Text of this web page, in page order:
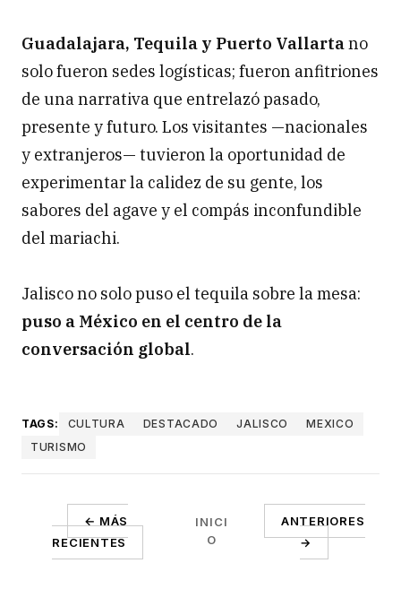
Guadalajara, Tequila y Puerto Vallartano
solo fueron sedes logísticas; fueron anfitriones
de una narrativa que entrelazó pasado,
presente y futuro. Los visitantes —nacionales
y extranjeros— tuvieron la oportunidad de
experimentar la calidez de su gente, los
sabores del agave y el compás inconfundible
del mariachi.
Jalisco no solo puso el tequila sobre la mesa:
puso a México en el centro de la
conversación global.
TAGS: CULTURA DESTACADO JALISCO
MEXICO
TURISMO
← MÁS
RECIENTES
INICI
O
ANTERIORES
→